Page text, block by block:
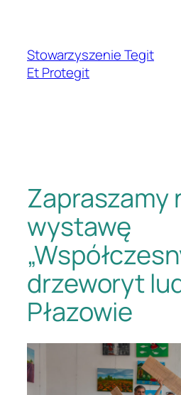
treściStowarzyszenie Tegit
Et Protegit
Zapraszamy
wystawę
drzeworyt
Płazowie